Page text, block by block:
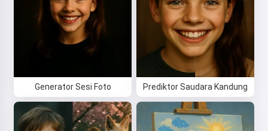
Generator Sesi Foto Prediktor Saudara Kandung
menerima:Ketentuan Layanan,Kebijakan Privasi,
Kebijakan Pengembalian Dana